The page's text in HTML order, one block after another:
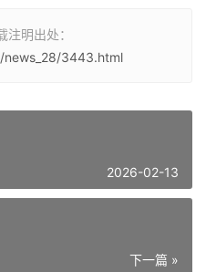
明出处：
3443.html
2026-02-13
下一篇 »